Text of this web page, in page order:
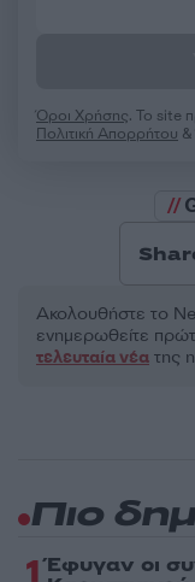
Όροι Χρήσης. Το site
Πολιτική Απορρήτου &
Ακολουθήστε το
ενημερωθείτε
τελευταία νέα της
Πιο
1 Έφυγαν οι